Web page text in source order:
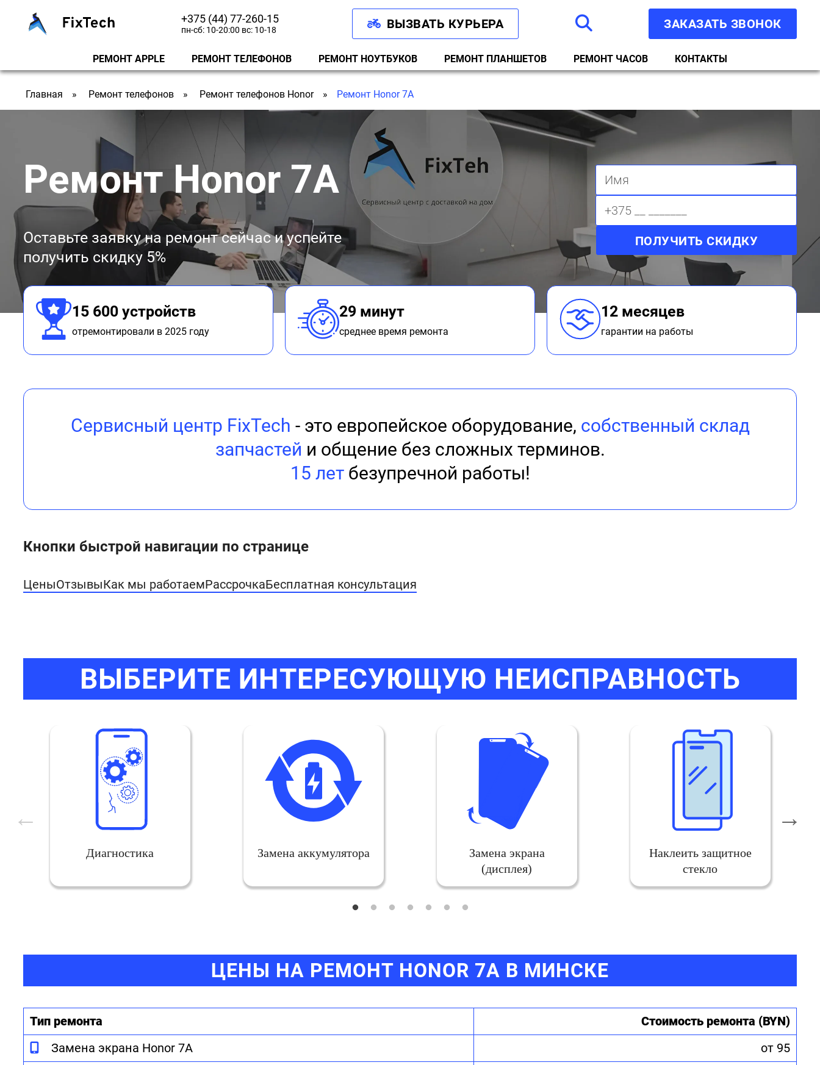
+375 (44) 77-260-15
пн-сб: 10-20:00 вс: 10-18 ВЫЗВАТЬ КУРЬЕРА ЗАКАЗАТЬ ЗВОНОК
РЕМОНТ APPLE РЕМОНТ ТЕЛЕФОНОВ РЕМОНТ НОУТБУКОВ РЕМОНТ ПЛАНШЕТОВ РЕМОНТ ЧАСОВ КОНТАКТЫ
Главная Ремонт телефонов Ремонт телефонов Honor Ремонт Honor 7A
Ремонт Honor 7A
Оставьте заявку на ремонт сейчас и успейте
получить скидку 5%
15 600 устройств
отремонтировали в 2025 году
29 минут
среднее время ремонта
12 месяцев
гарантии на работы
Сервисный центр FixTech - это европейское оборудование, собственный склад
запчастей и общение без сложных терминов.
15 летбезупречной работы!
Кнопки быстрой навигации по странице
ЦеныОтзывыКак мы работаемРассрочкаБесплатная консультация
ВЫБЕРИТЕ ИНТЕРЕСУЮЩУЮ НЕИСПРАВНОСТЬ
Диагностика Замена аккумулятора
Замена экрана
(дисплея)
Наклеить защитное
стекло
ЦЕНЫ НА РЕМОНТ HONOR 7A В МИНСКЕ
Тип ремонта
Стоимость ремонта (BYN)
Замена экрана Honor 7A
от 95